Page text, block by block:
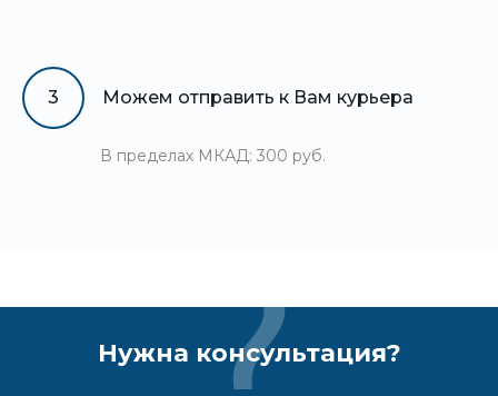
3 Можем отправить к Вам курьера
В пределах МКАД: 300 руб.
Нужна консультация?